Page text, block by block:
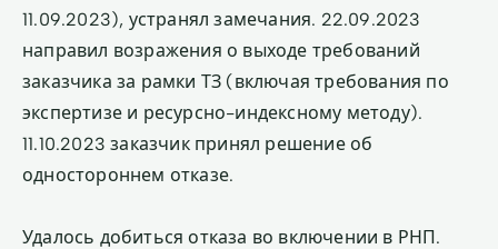
11.09.2023), устранял замечания. 22.09.2023
направил возражения о выходе требований
заказчика за рамки ТЗ (включая требования по
экспертизе и ресурсно-индексному методу).
11.10.2023 заказчик принял решение об
одностороннем отказе.
Удалось добиться отказа во включении в РНП.